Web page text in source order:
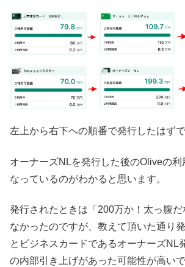
左上から右下への順番で発行したはずで
オーナーズNLを発行した後のOliveの利
なっているのがわかると思います。
発行されたときは「200万か！太っ腹
なかったのですが、教えて頂いた通り
とビジネスカードであるオーナーズNL
の内部引き上げがあった可能性が高いで